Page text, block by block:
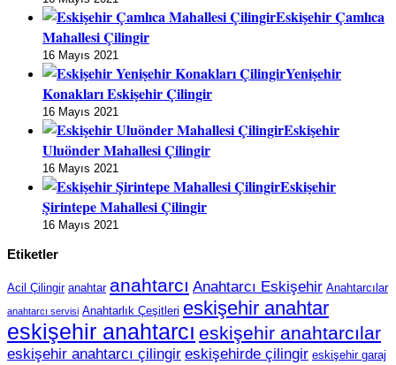
Eskişehir Çamlıca
Mahallesi Çilingir
16 Mayıs 2021
Yenişehir
Konakları Eskişehir Çilingir
16 Mayıs 2021
Eskişehir
Uluönder Mahallesi Çilingir
16 Mayıs 2021
Eskişehir
Şirintepe Mahallesi Çilingir
16 Mayıs 2021
Etiketler
Acil Çilingir anahtar anahtarcı Anahtarcı Eskişehir Anahtarcılar
anahtarcı servisi Anahtarlık Çeşitleri eskişehir anahtar
eskişehir anahtarcı eskişehir anahtarcılar
eskişehir anahtarcı çilingir eskişehirde çilingir eskişehir garaj